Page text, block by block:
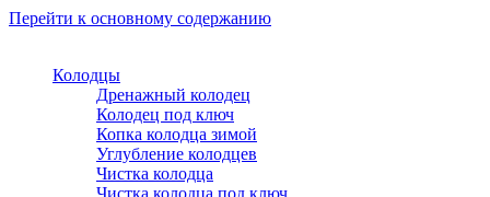
Перейти к основному содержанию
Колодцы
Дренажный колодец
Колодец под ключ
Копка колодца зимой
Углубление колодцев
Чистка колодца
Чистка колодца под ключ